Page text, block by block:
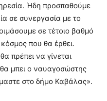
Ήδη προσπαθούμε
σε συνεργασία με το
σε τέτοιο βαθμό
που θα έρθει.
πρέπει να γίνεται
μπει ο ναυαγοσώστης
στο δήμο Καβάλας».